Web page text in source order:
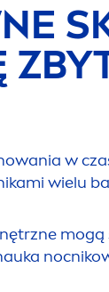
w
wielu